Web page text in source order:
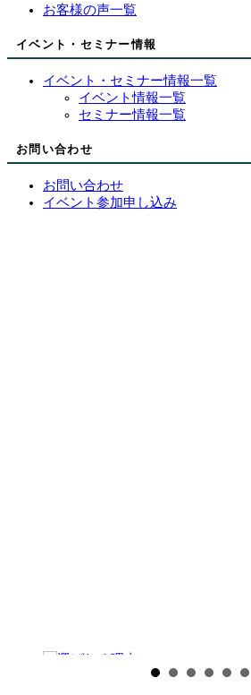
お客様の声一覧
イベント・セミナー情報
イベント・セミナー情報一覧
イベント情報一覧
セミナー情報一覧
お問い合わせ
お問い合わせ
イベント参加申し込み